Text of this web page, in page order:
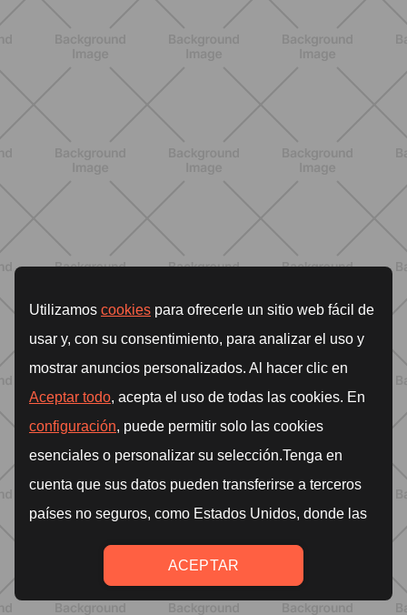
BENESSERE
Epilazione: dai metodi più comuni
alla luce pulsata a casa con Philips
Lumea
SCOPRI